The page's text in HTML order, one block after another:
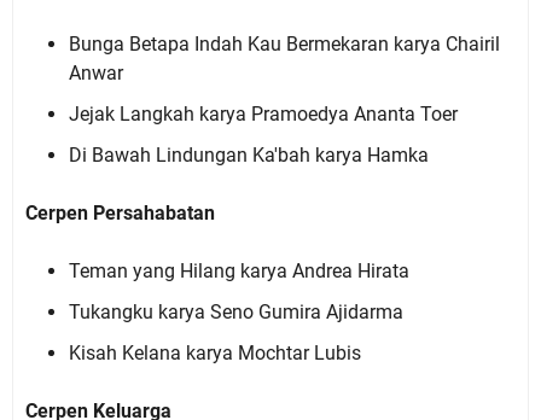
Bunga Betapa Indah Kau Bermekaran karya Chairil
Anwar
Jejak Langkah karya Pramoedya Ananta Toer
Di Bawah Lindungan Ka'bah karya Hamka
Cerpen Persahabatan
Teman yang Hilang karya Andrea Hirata
Tukangku karya Seno Gumira Ajidarma
Kisah Kelana karya Mochtar Lubis
Cerpen Keluarga